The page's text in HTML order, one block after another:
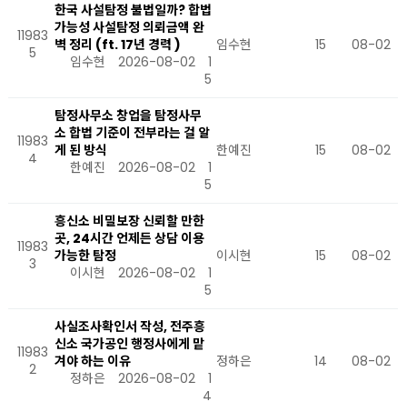
11983
5
한국 사설탐정 불법일까? 합법
가능성 사설탐정 의뢰금액 완
벽 정리 (ft. 17년 경력 )
임수현
2026-08-02
1
5
임수현 15 08-02
11983
4
탐정사무소 창업을 탐정사무
소 합법 기준이 전부라는 걸 알
게 된 방식
한예진
2026-08-02
1
5
한예진 15 08-02
11983
3
흥신소 비밀보장 신뢰할 만한
곳, 24시간 언제든 상담 이용
가능한 탐정
이시현
2026-08-02
1
5
이시현 15 08-02
11983
2
사실조사확인서 작성, 전주흥
신소 국가공인 행정사에게 맡
겨야 하는 이유
정하은
2026-08-02
1
4
정하은 14 08-02